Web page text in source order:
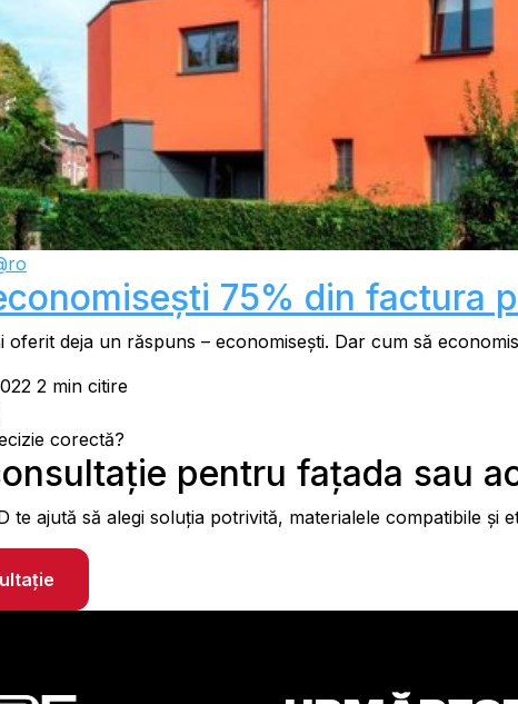
75% din factura
oferit deja un răspuns – economisești. Dar cum să
2 min citire
corectă?
pentru fațada sau
te ajută să alegi soluția potrivită, materialele compatibile și